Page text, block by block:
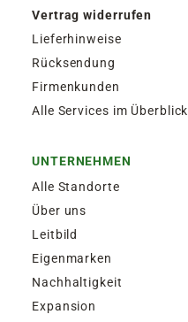
Vertrag widerrufen
Lieferhinweise
Rücksendung
Firmenkunden
Alle Services im Überblick
UNTERNEHMEN
Alle Standorte
Über uns
Leitbild
Eigenmarken
Nachhaltigkeit
Expansion